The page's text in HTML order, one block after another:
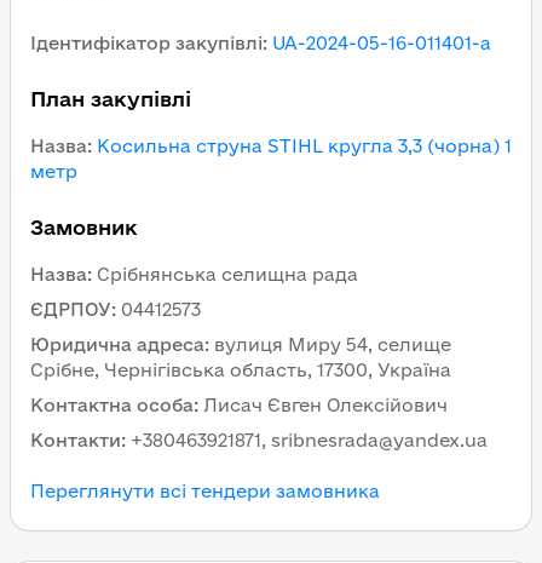
Ідентифікатор закупівлі: UA-2024-05-16-011401-a
План закупівлі
Назва: Косильна струна STIHL кругла 3,3 (чорна) 1
метр
Замовник
Назва: Cрібнянська селищна рада
ЄДРПОУ: 04412573
Юридична адреса: вулиця Миру 54, селище
Срібне, Чернігівська область, 17300, Україна
Контактна особа: Лисач Євген Олексійович
Контакти: +380463921871, sribnesrada@yandex.ua
Переглянути всі тендери замовника